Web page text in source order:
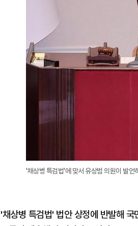
'채상병 특검법'에 맞서 유상범 의원이 발언
'채상병 특검법' 법안 상정에 반발해